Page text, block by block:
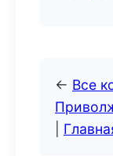
← Все